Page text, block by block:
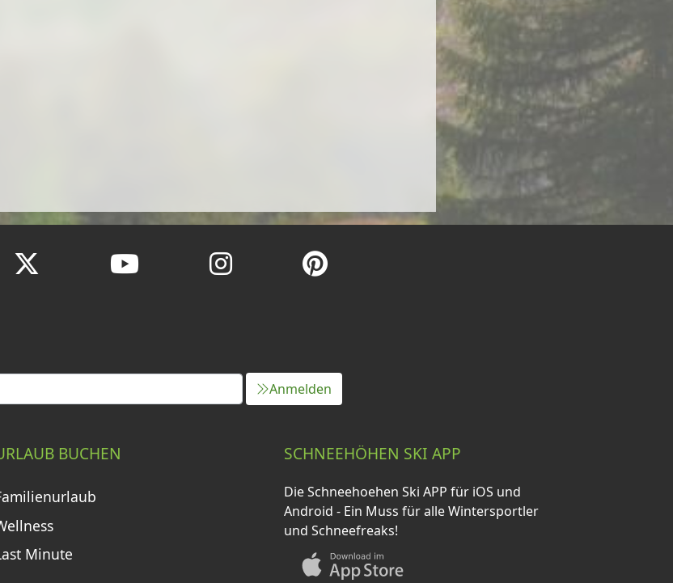
Anmelden
BUCHEN
Minute
SCHNEEHÖHEN SKI APP
Die Schneehoehen Ski APP für iOS und
Android - Ein Muss für alle Wintersportler
und Schneefreaks!